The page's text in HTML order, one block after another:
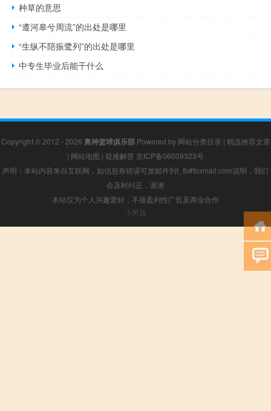
种草的意思
“遵河皋兮周流”的出处是哪里
“生纵不陪振鹭列”的出处是哪里
中专生毕业后能干什么
Copyright © 2012 - 2026 奥神篮球俱乐部Powered by 网站分类目录 | 精选推荐文章
| 网站地图 | 疑难解答 京ICP备06009323号
声明：本站内容来自互联网，如信息有错误可发邮件到f_fb#foxmail.com说明，我们
会及时纠正，谢谢
本站仅为个人兴趣爱好，不接盈利性广告及商业合作
小男孩